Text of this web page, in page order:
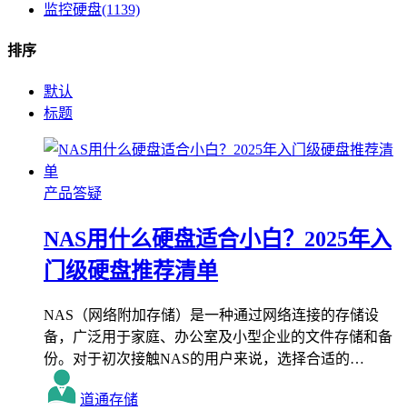
监控硬盘(1139)
排序
默认
标题
产品答疑
NAS用什么硬盘适合小白？2025年入
门级硬盘推荐清单
NAS（网络附加存储）是一种通过网络连接的存储设
备，广泛用于家庭、办公室及小型企业的文件存储和备
份。对于初次接触NAS的用户来说，选择合适的…
道通存储